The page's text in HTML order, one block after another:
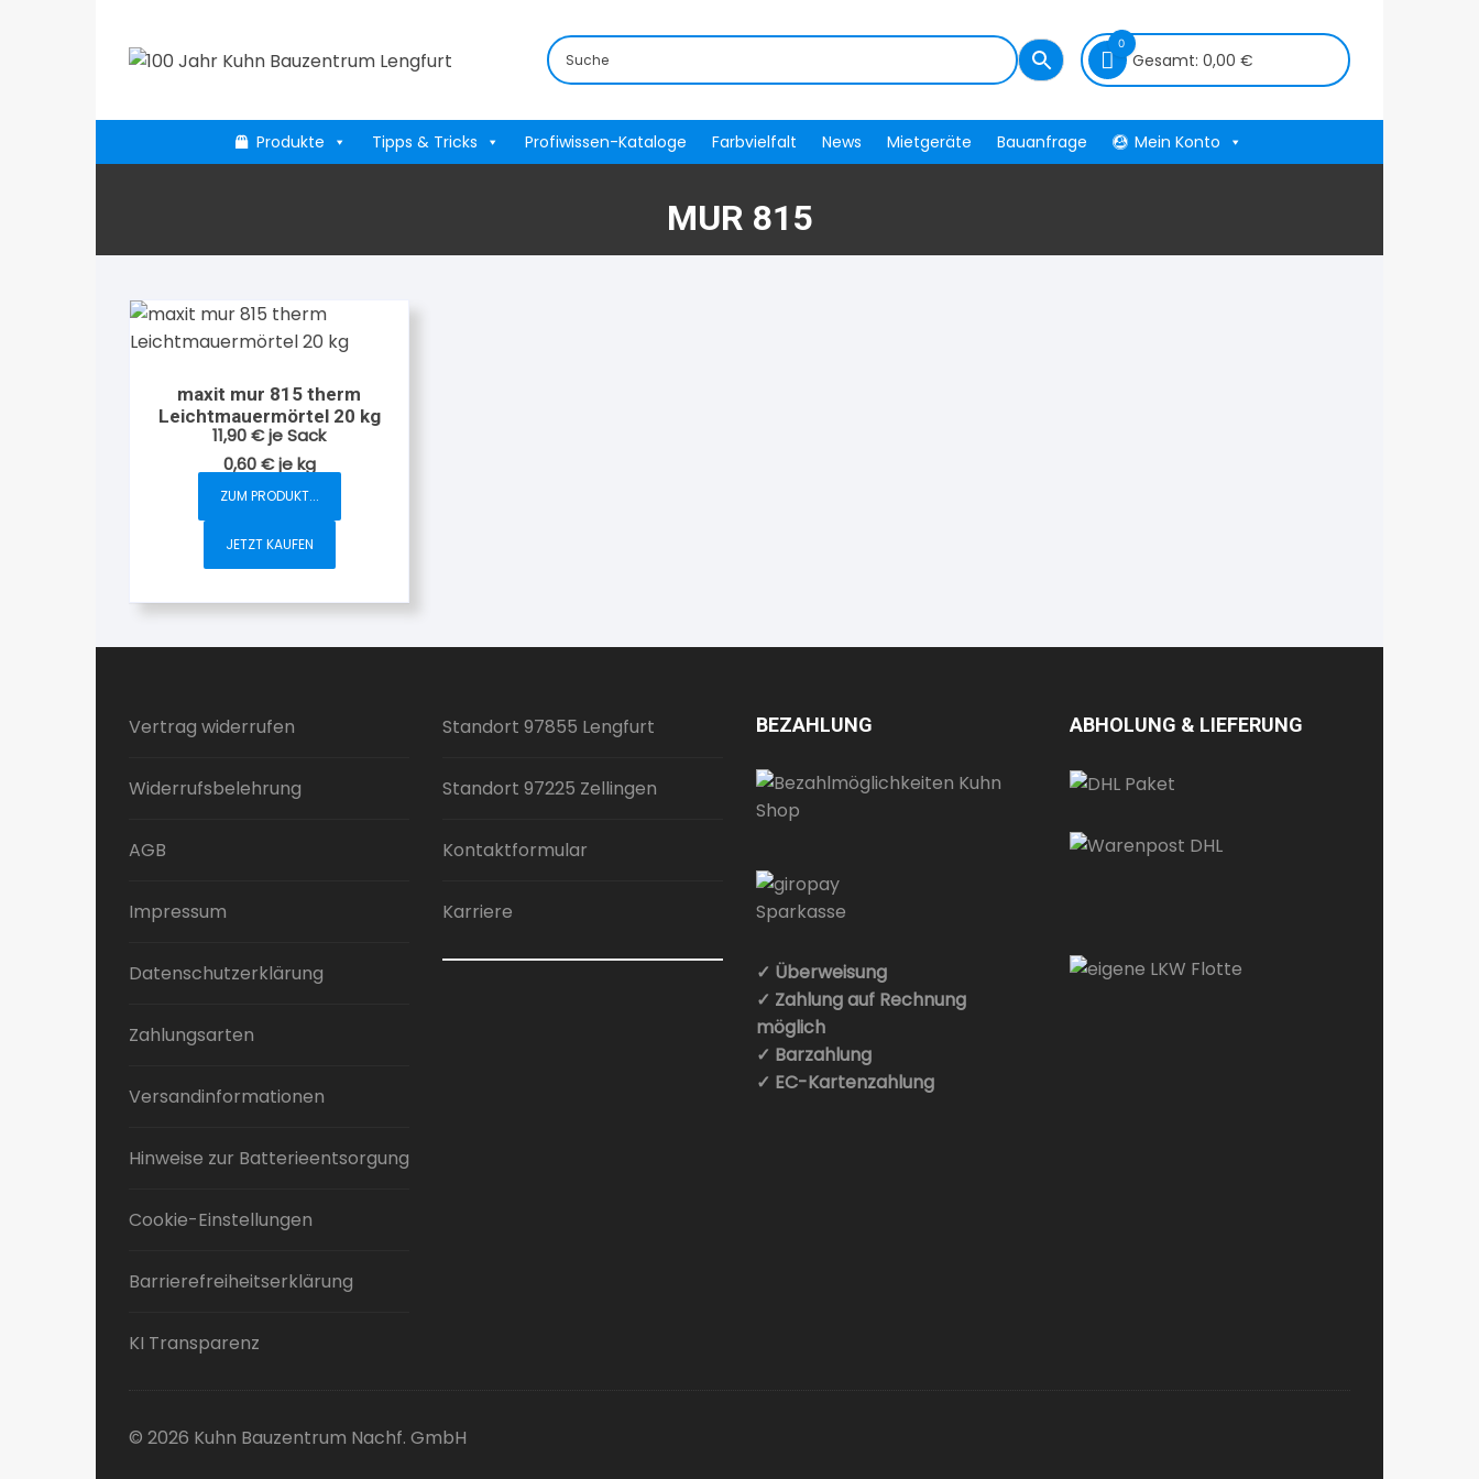
springen
0
Gesamt: 0,00 €
Produkte Tipps & Tricks Profiwissen-Kataloge Farbvielfalt News Mietgeräte Bauanfrage Mein Konto
MUR 815
maxit mur 815 therm
Leichtmauermörtel 20 kg
11,90€je Sack
0,60€jekg
ZUM PRODUKT...
JETZT KAUFEN
Vertrag widerrufen
Widerrufsbelehrung
AGB
Impressum
Datenschutzerklärung
Zahlungsarten
Versandinformationen
Hinweise zur Batterieentsorgung
Cookie-Einstellungen
Barrierefreiheitserklärung
KI Transparenz
Standort 97855 Lengfurt
Standort 97225 Zellingen
Kontaktformular
Karriere
BEZAHLUNG
✓ Überweisung
✓ Zahlung auf Rechnung
möglich
✓ Barzahlung
✓ EC-Kartenzahlung
ABHOLUNG & LIEFERUNG
© 2026 Kuhn Bauzentrum Nachf. GmbH